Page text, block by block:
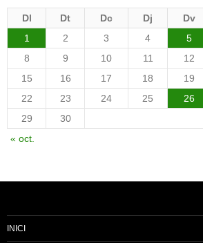
Dl Dt Dc Dj Dv
1
2 3 4 5
8
9 10 11 12
15
16 17 18 19
22
23 24 25 26
29
30
« oct.
INICI